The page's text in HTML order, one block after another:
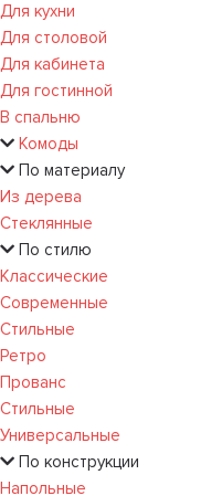
Для кухни
Для столовой
Для кабинета
Для гостинной
В спальню
Комоды
По материалу
Из дерева
Стеклянные
По стилю
Классические
Современные
Стильные
Ретро
Прованс
Стильные
Универсальные
По конструкции
Напольные